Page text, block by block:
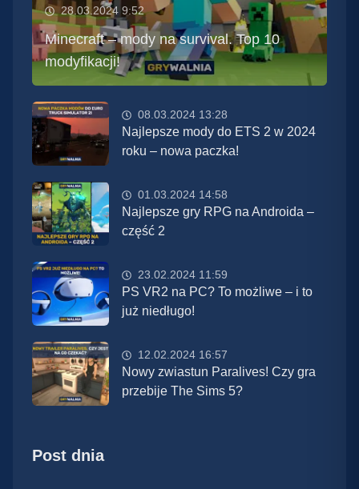
28.03.2024 9:52
Minecraft – mody na survival. Top 10
modyfikacji!
08.03.2024 13:28
Najlepsze mody do ETS 2 w 2024
roku – nowa paczka!
01.03.2024 14:58
Najlepsze gry RPG na Androida –
część 2
23.02.2024 11:59
PS VR2 na PC? To możliwe – i to
już niedługo!
12.02.2024 16:57
Nowy zwiastun Paralives! Czy gra
przebije The Sims 5?
Post dnia